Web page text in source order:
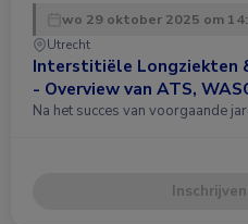
wo 29 oktober 2025 om
Utrecht
Interstitiële Longziekten
- Overview van ATS,
Na het succes van voorgaande